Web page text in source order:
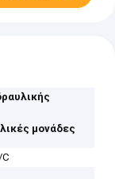
μονάδες